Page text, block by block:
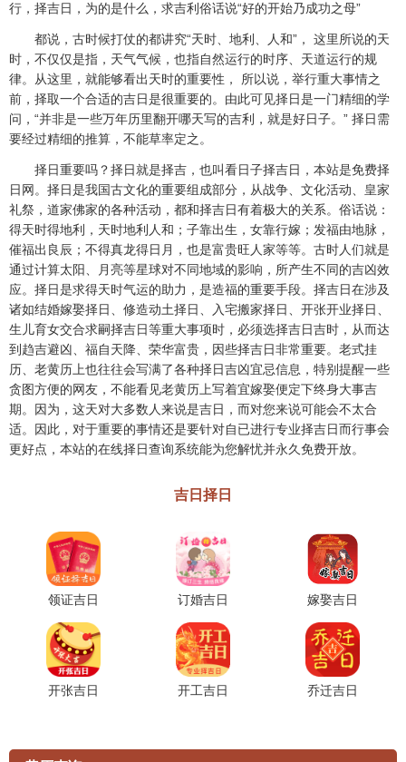
行，择吉日，为的是什么，求吉利俗话说“好的开始乃成功之母”
都说，古时候打仗的都讲究“天时、地利、人和”， 这里所说的天
时，不仅仅是指，天气气候，也指自然运行的时序、天道运行的规
律。从这里，就能够看出天时的重要性， 所以说，举行重大事情之
前，择取一个合适的吉日是很重要的。由此可见择日是一门精细的学
问，“并非是一些万年历里翻开哪天写的吉利，就是好日子。” 择日需
要经过精细的推算，不能草率定之。
择日重要吗？择日就是择吉，也叫看日子择吉日，本站是免费择
日网。择日是我国古文化的重要组成部分，从战争、文化活动、皇家
礼祭，道家佛家的各种活动，都和择吉日有着极大的关系。俗话说：
得天时得地利，天时地利人和；子靠出生，女靠行嫁；发福由地脉，
催福出良辰；不得真龙得日月，也是富贵旺人家等等。古时人们就是
通过计算太阳、月亮等星球对不同地域的影响，所产生不同的吉凶效
应。择日是求得天时气运的助力，是造福的重要手段。择吉日在涉及
诸如结婚嫁娶择日、修造动土择日、入宅搬家择日、开张开业择日、
生儿育女交合求嗣择吉日等重大事项时，必须选择吉日吉时，从而达
到趋吉避凶、福自天降、荣华富贵，因些择吉日非常重要。老式挂
历、老黄历上也往往会写满了各种择日吉凶宜忌信息，特别提醒一些
贪图方便的网友，不能看见老黄历上写着宜嫁娶便定下终身大事吉
期。因为，这天对大多数人来说是吉日，而对您来说可能会不太合
适。因此，对于重要的事情还是要针对自已进行专业择吉日而行事会
更好点，本站的在线择日查询系统能为您解忧并永久免费开放。
吉日择日
领证吉日 订婚吉日 嫁娶吉日
开张吉日 开工吉日 乔迁吉日